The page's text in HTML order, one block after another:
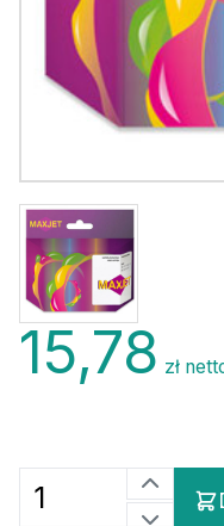
15,78 zł